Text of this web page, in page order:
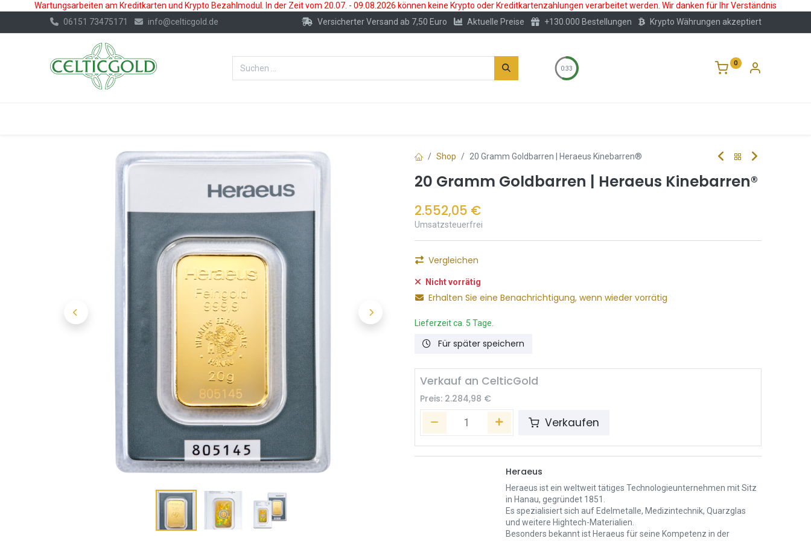
Wartungsarbeiten am Kreditkarten und Krypto Bezahlmodul. In der Zeit vom 20.07. - 09.08.2026 können keine Krypto oder Kreditkartenzahlungen verarbeitet werden. Wir danken für Ihr Verständnis
06151 73475171
info@celticgold.de Versicherter Versand ab 7,50 Euro Aktuelle Preise +130.000 Bestellungen Krypto Währungen akzeptiert
0:32
0
Shop 20 Gramm Goldbarren | Heraeus Kinebarren®
20 Gramm Goldbarren | Heraeus Kinebarren®
2.552,05 €
Umsatzsteuerfrei
Vergleichen
Nicht vorrätig
Erhalten Sie eine Benachrichtigung, wenn wieder vorrätig
Lieferzeit ca. 5 Tage.
Für später speichern
Verkauf an CelticGold
Preis: 2.284,98 €
Verkaufen
Heraeus
Heraeus ist ein weltweit tätiges Technologieunternehmen mit Sitz
in Hanau, gegründet 1851.
Es spezialisiert sich auf Edelmetalle, Medizintechnik, Quarzglas
und weitere Hightech-Materialien.
Besonders bekannt ist Heraeus für seine Kompetenz in der